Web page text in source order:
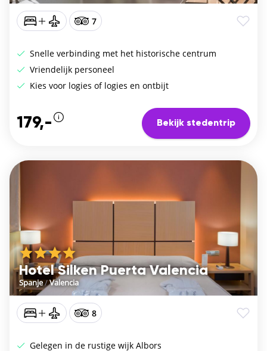
7
Snelle verbinding met het historische centrum
Vriendelijk personeel
Kies voor logies of logies en ontbijt
179,- Bekijk stedentrip
Hotel Silken Puerta Valencia
Spanje/Valencia
8
Gelegen in de rustige wijk Albors